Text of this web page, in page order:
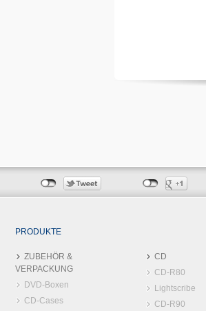
PRODUKTE
ZUBEHÖR &
VERPACKUNG
DVD-Boxen
CD-Cases
CD
CD-R80
Lightscribe
CD-R90